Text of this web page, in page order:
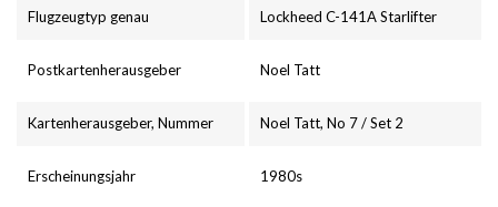
Flugzeugtyp genau Lockheed C-141A Starlifter
Postkartenherausgeber Noel Tatt
Kartenherausgeber, Nummer Noel Tatt, No 7 / Set 2
Erscheinungsjahr 1980s